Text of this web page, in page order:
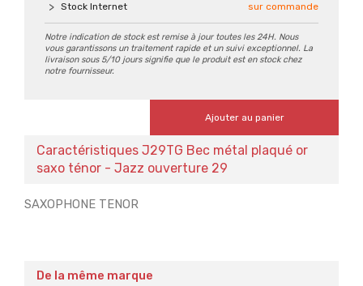
Stock Internet sur commande
Notre indication de stock est remise à jour toutes les 24H. Nous
vous garantissons un traitement rapide et un suivi exceptionnel. La
livraison sous 5/10 jours signifie que le produit est en stock chez
notre fournisseur.
Ajouter au panier
Caractéristiques J29TG Bec métal plaqué or
saxo ténor - Jazz ouverture 29
SAXOPHONE TENOR
De la même marque